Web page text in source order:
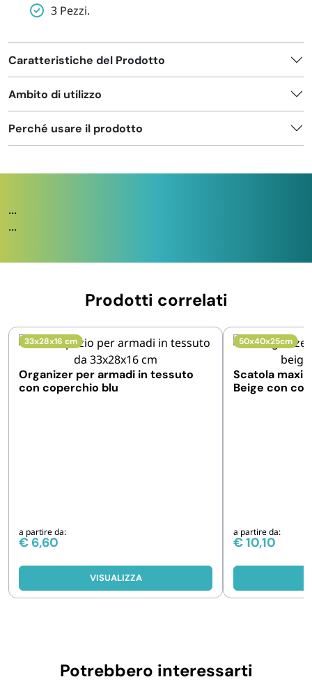
3 Pezzi.
Caratteristiche del Prodotto
Ambito di utilizzo
Perché usare il prodotto
...
...
Prodotti correlati
33x28x16 cm
Organizer per armadi in tessuto
con coperchio blu
a partire da:
€ 6,60
VISUALIZZA
50x40x25cm
Scatola maxi
Beige con
a partire da:
€10,10
Potrebbero interessarti